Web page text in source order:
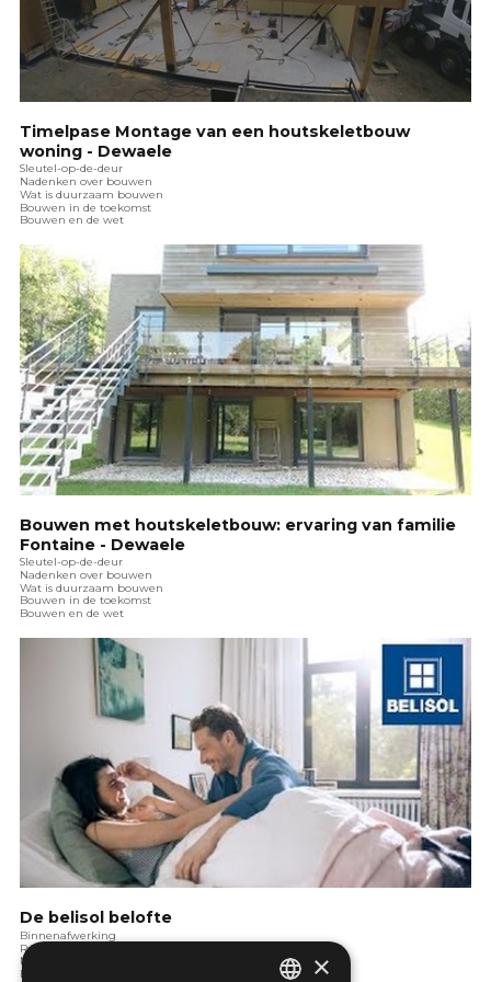
Timelpase Montage van een houtskeletbouw
woning - Dewaele
Sleutel-op-de-deur
Nadenken over bouwen
Wat is duurzaam bouwen
Bouwen in de toekomst
Bouwen en de wet
Bouwen met houtskeletbouw: ervaring van familie
Fontaine - Dewaele
Sleutel-op-de-deur
Nadenken over bouwen
Wat is duurzaam bouwen
Bouwen in de toekomst
Bouwen en de wet
De belisol belofte
Binnenafwerking
Ramen en deuren
Nadenken over bouwen
Bouwen in de toekomst
×